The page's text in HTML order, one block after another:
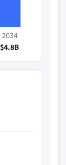
2034
$4.8B